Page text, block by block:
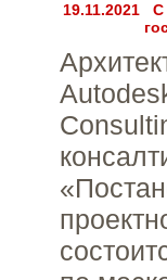
19.11.2021
С